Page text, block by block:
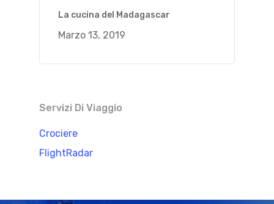
La cucina del Madagascar
Marzo 13, 2019
Servizi Di Viaggio
Crociere
FlightRadar